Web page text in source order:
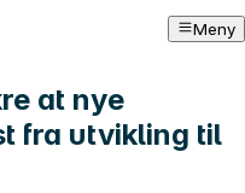
Meny
at nye
fra utvikling til